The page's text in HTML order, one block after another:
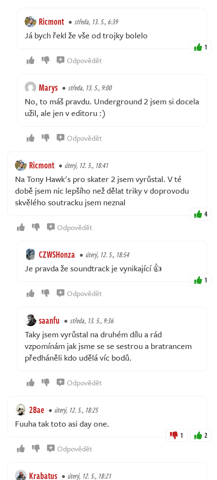
Ricmont středa, 13. 5., 6:39
Já bych řekl že vše od trojky bolelo
1
Odpovědět
Marys středa, 13. 5., 9:00
No, to máš pravdu. Underground 2 jsem si docela
užil, ale jen v editoru :)
Odpovědět
Ricmont úterý, 12. 5., 18:41
Na Tony Hawk's pro skater 2 jsem vyrůstal. V té
době jsem nic lepšího než dělat triky v doprovodu
skvělého soutracku jsem neznal
4
Odpovědět
CZWSHonza úterý, 12. 5., 18:54
Je pravda že soundtrack je vynikající 👍
1
Odpovědět
saanfu středa, 13. 5., 9:36
Taky jsem vyrůstal na druhém dílu a rád
vzpomínám jak jsme se se sestrou a bratrancem
předháněli kdo udělá víc bodů.
Odpovědět
2Bae úterý, 12. 5., 18:25
Fuuha tak toto asi day one.
1 2
Odpovědět
Krabatus úterý, 12. 5., 18:21